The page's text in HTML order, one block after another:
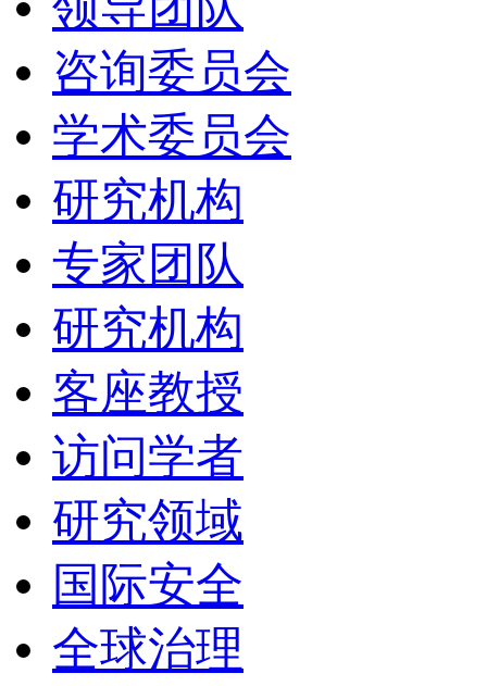
咨询委员会
学术委员会
研究机构
专家团队
研究机构
客座教授
访问学者
研究领域
国际安全
全球治理